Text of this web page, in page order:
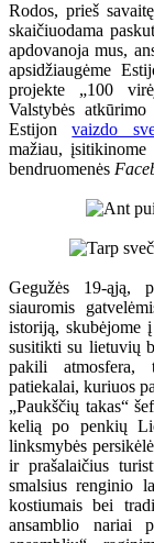
Rodos, prieš
skaičiuodama
apdovanoja mus,
apsidžiaugėme
projekte „100
Valstybės
Estijonvaizdo
mažiau,
bendruomenės
Gegužės 19-ąją,
siauromis
istoriją, skubėjome
susitikti su lietuvių
pakili atmosfera,
patiekalai, kuriuos
„Paukščių takas“
kelią po penkių
linksmybės
ir prašalaičius
smalsius renginio
kostiumais bei
ansamblio nariai